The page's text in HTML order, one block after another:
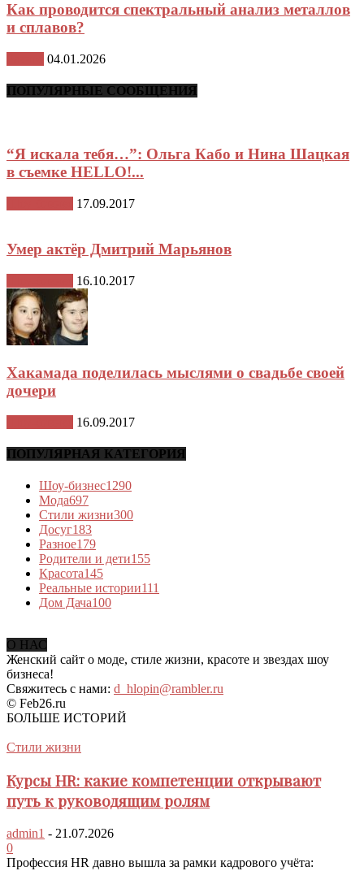
Как проводится спектральный анализ металлов
и сплавов?
04.01.2026
ПОПУЛЯРНЫЕ СООБЩЕНИЯ
“Я искала тебя…”: Ольга Кабо и Нина Шацкая
в съемке HELLO!...
17.09.2017
Умер актёр Дмитрий Марьянов
16.10.2017
Хакамада поделилась мыслями о свадьбе своей
дочери
16.09.2017
ПОПУЛЯРНАЯ КАТЕГОРИЯ
Шоу-бизнес1290
Мода697
Стили жизни300
Досуг183
Разное179
Родители и дети155
Красота145
Реальные истории111
Дом Дача100
О НАС
Женский сайт о моде, стиле жизни, красоте и звездах шоу
бизнеса!
Свяжитесь с нами: d_hlopin@rambler.ru
© Feb26.ru
БОЛЬШЕ ИСТОРИЙ
Стили жизни
Курсы HR: какие компетенции открывают
путь к руководящим ролям
admin1 - 21.07.2026
0
Профессия HR давно вышла за рамки кадрового учёта: